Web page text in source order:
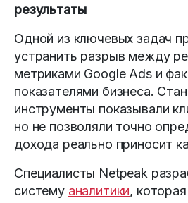
результаты
Одной из ключевых задач
устранить разрыв между
метриками Google Ads и
показателями бизнеса.
инструменты показывали
но не позволяли точно
дохода реально приносит
Специалисты Netpeak
систему аналитики,